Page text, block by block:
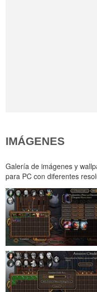
IMÁGENES
Galería de imágenes y
para PC con diferentes